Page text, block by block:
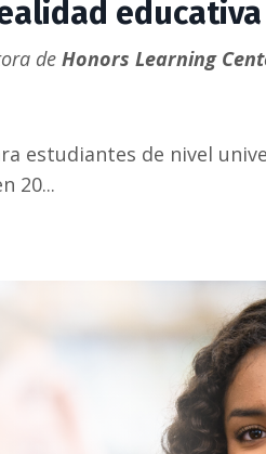
educativa
de Honors Learning
estudiantes de nivel
20...